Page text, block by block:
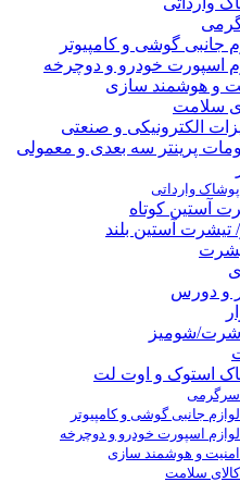
جانبی گوشی و کامپیوتر
اسپورت خودرو و دوچرخه
و هوشمند سازی
سلامت
الکترونیکی و صنعتی
پرینتر سه بعدی و معمولی
وارداتی
آستین کوتاه
تیشرت آستین بلند
و دورس
شرت/شومیز
استوک و اوت لت
جانبی گوشی و کامپیوتر
اسپورت خودرو و دوچرخه
و هوشمند سازی
سلامت